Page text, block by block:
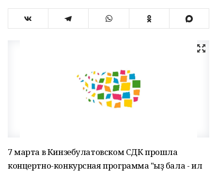
7 марта в Кинзебулатовском СДК прошла
концертно-конкурсная программа "Ҡыҙ бала - ил